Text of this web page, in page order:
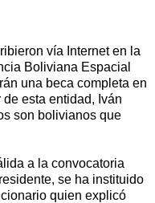
vía Internet en la
Boliviana Espacial
una beca completa en
esta entidad, Iván
son bolivianos que
a la convocatoria
se ha instituido
quien explicó